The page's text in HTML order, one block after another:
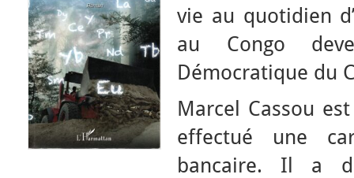
vie au quotidien
au Congo
Démocratique du
Marcel Cassou
effectué une
bancaire. Il a